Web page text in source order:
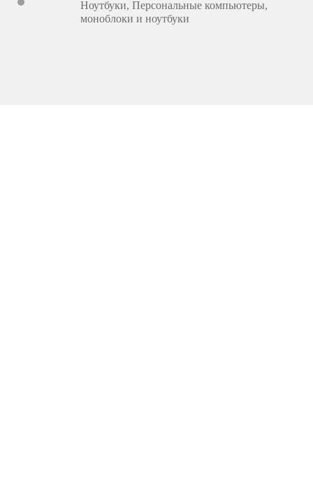
Ноутбуки, Персональные компьютеры,
моноблоки и ноутбуки